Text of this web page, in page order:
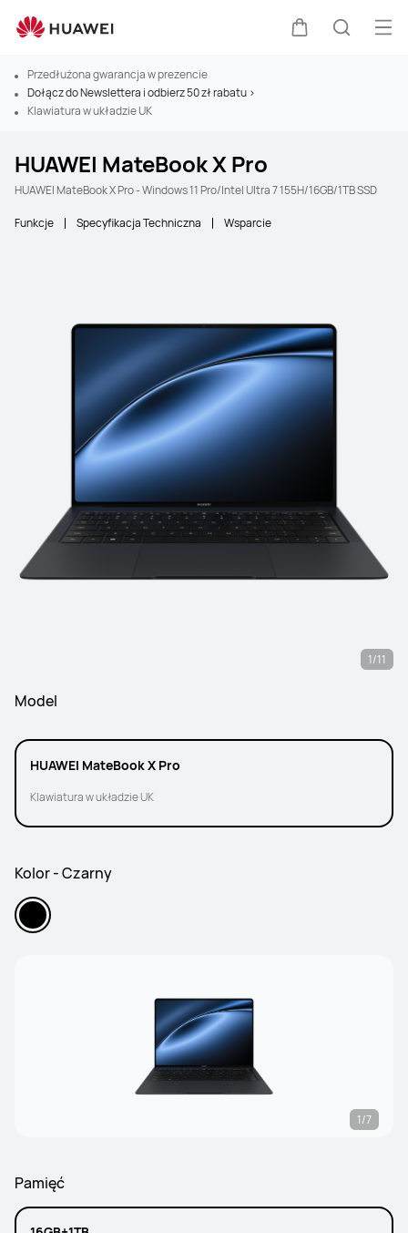
Przedłużona gwarancja w prezencie
Dołącz do Newslettera i odbierz 50 zł rabatu >
Klawiatura w układzie UK
HUAWEI MateBook X Pro
HUAWEI MateBook X Pro - Windows 11 Pro/Intel Ultra 7 155H/16GB/1TB SSD
Funkcje Specyfikacja Techniczna Wsparcie
1/11
Model
HUAWEI MateBook X Pro
Klawiatura w układzie UK
Kolor - Czarny
1/7
Pamięć